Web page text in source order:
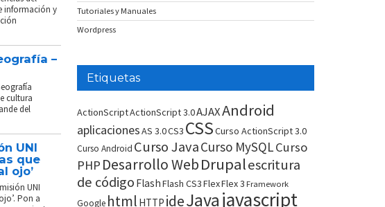
información y
–
cultura
del
UNI
que
ojo’
UNI
Pon a
Tutoriales y Manuales
Wordpress
Etiquetas
ActionScriptActionScript 3.0AJAXAndroid
aplicacionesAS 3.0CS3 CSSCurso ActionScript 3.0
Curso Android Curso JavaCurso MySQLCurso
PHP Desarrollo WebDrupalescritura
de código FlashFlash CS3FlexFlex 3 Framework
Google html HTTP ideJavajavascript